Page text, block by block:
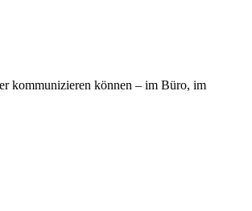
kommunizieren können – im Büro, im